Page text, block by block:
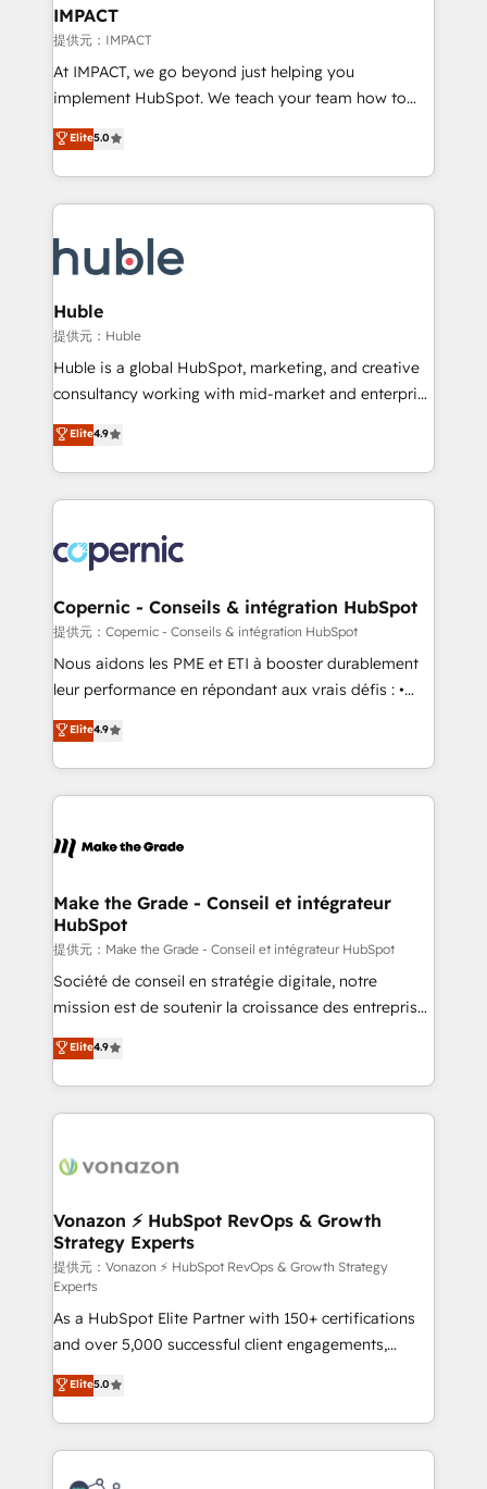
Integration templates that put HubSpot in the center
of your tech stack, syncing... 🛍️ Shopify or
WooCommerce 💲 Stripe or Paypal 💰 Sage or
Netsuite 🤖 Google or Microsoft ✍️ DocuSign or
the rare Advanced "Custom Integrations"
Accreditation, securely sync data across... 🔄 any
new HubSpot portal with Advanced Website and
CRM Migrations using our in-house "HubScrub" Tool.
IMPACT
提供元：IMPACT
At IMPACT, we go beyond just helping you
implement HubSpot. We teach your team how to
master it. As the creators of the Endless Customers
System™ (the next evolution of They Ask, You
Answer), we’re the only HubSpot partner built
entirely around coaching and training. That means
skills, processes, and internal team you need to
attract the right buyers, close deals faster, and grow
without outside dependencies. You’ll learn how to: •
Set up, audit, and organize your HubSpot portal •
Get your sales team fully using HubSpot • Track
pipeline and revenue across the entire buyer journey
growth • Create content and videos that attract
buyers • Use AI to scale smarter Our coaching-led
lasts. So if you're ready to become the most trusted
voice in your market, let’s talk.
Elite5.0
Huble
提供元：Huble
Huble is a global HubSpot, marketing, and creative
consultancy working with mid-market and enterprise
businesses. We go beyond implementation, shaping
the strategy, processes, and teams that turn
HubSpot into a genuine growth engine. Named
HubSpot's Global Partner of the Year in 2024,
worldwide, and with over 15 years in the ecosystem,
Huble has built a track record that speaks for itself.
One company, one operating model, delivering
across offices and consulting teams in the UK, USA,
Canada, Germany, France, Belgium, Singapore, and
South Africa. Certified compliant with ISO/IEC
international offices and 175+ employees.
Elite4.9
Copernic - Conseils & intégration HubSpot
提供元：Copernic - Conseils & intégration HubSpot
Nous aidons les PME et ETI à booster durablement
leur performance en répondant aux vrais défis : •
Intégration de HubSpot avec d’autres outils (ERP,
téléphonie, etc.) • Alignement des équipes grâce à un
outil et des données partagées • Amélioration de la
collecte et de l’analyse des données pour des
de la productivité des équipes Notre équipe de 30
avec un engagement total, alignant processus
métiers et technologie, et guidant vos équipes à
travers le changement, tout en centrant vos objectifs
d’entreprise. Grâce à une méthodologie éprouvée
auprès de plus de 400 clients, nous comprenons
HubSpot dans votre organisation. Pour toute
question technique ou besoin de structuration de
Elite4.9
Make the Grade - Conseil et intégrateur
HubSpot
提供元：Make the Grade - Conseil et intégrateur HubSpot
Société de conseil en stratégie digitale, notre
mission est de soutenir la croissance des entreprises
B2B à travers l’acquisition de nouveaux clients,
l'intégration CRM et le développement des revenus
auprès de vos comptes existants. En France et à
l'international, nous travaillons avec des ETI
delà d’une simple transformation digitale et des
➤ L’intégration de CRM et de méthodologie RevOps
pour aligner les équipes marketing, commerciales et
support client (data migration, synchronisation API,
audit et maintenance) ➤ La création de sites internet
de conversion qui transforment les visiteurs en
opportunités d'affaires ➤ La mise en place de
stratégies d'acquisition marketing (SEO, SEA,
inbound, automatisation marketing, ABM, IA,
emailing) Informations clés : - 10 ans d'expérience -
100+ intégrations CRM HubSpot réussies - 40
experts conseil - 150 certifications HubSpot
Elite4.9
Vonazon ⚡ HubSpot RevOps & Growth
Strategy Experts
提供元：Vonazon ⚡ HubSpot RevOps & Growth Strategy
Experts
As a HubSpot Elite Partner with 150+ certifications
and over 5,000 successful client engagements,
Vonazon turns marketing complexity into
measurable, scalable growth. From onboarding to
enterprise-grade campaigns, our in-house team
builds scalable strategies that drive long-term
revenue. ⚙️ HubSpot Integration & Optimization •
Elite5.0